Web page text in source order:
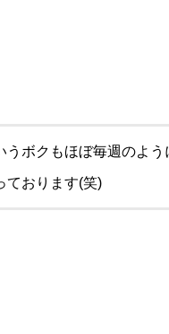
うボクもほぼ毎週のよ
ております(笑)